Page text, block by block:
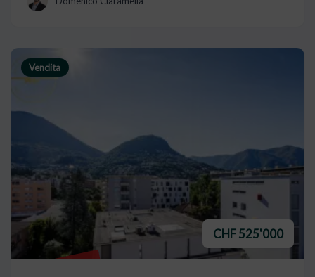
Vendita
CHF 525'000